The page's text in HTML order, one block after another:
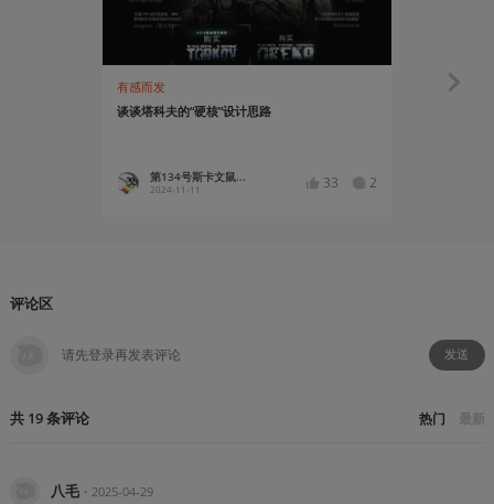
有感而发
谈谈塔科夫的“硬核”设计思路
第134号斯卡文鼠...
2024-11-11 33 2
有感而发
评论区
发送
共 19条评论 热门 最新
八毛・ 2025-04-29